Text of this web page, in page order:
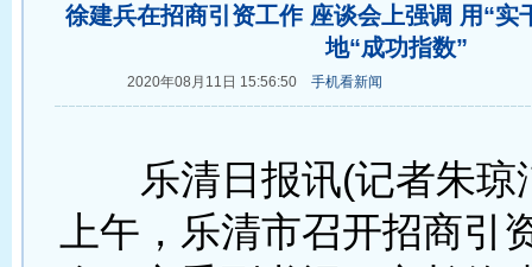
徐建兵在招商引资工作 座谈会上强调 用“实
地“成功指数”
2020年08月11日 15:56:50 手机看新闻
乐清日报讯(记者朱琼
上午，乐清市召开招商引